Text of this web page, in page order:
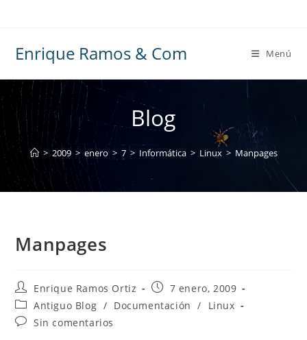
Enrique Ramos & Com Menú
Blog
> 2009 > enero > 7 > Informática > Linux > Manpages
Manpages
Autor
de
la
entrada:
Enrique Ramos Ortiz
Publicación
de
la
7 enero, 2009
Categoría
de
la
Antiguo Blog / Documentación /
Linux
Comentarios
Sin comentarios